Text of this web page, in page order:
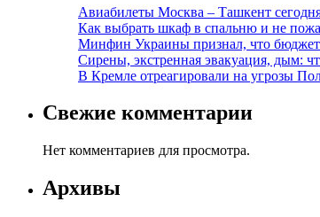
Авиабилеты Москва – Ташкент
Как выбрать шкаф в спальню и не
Минфин Украины признал, что бюджет
Сирены, экстренная эвакуация, дым:
В Кремле отреагировали на угрозы
Свежие комментарии
Нет комментариев для просмотра.
Архивы